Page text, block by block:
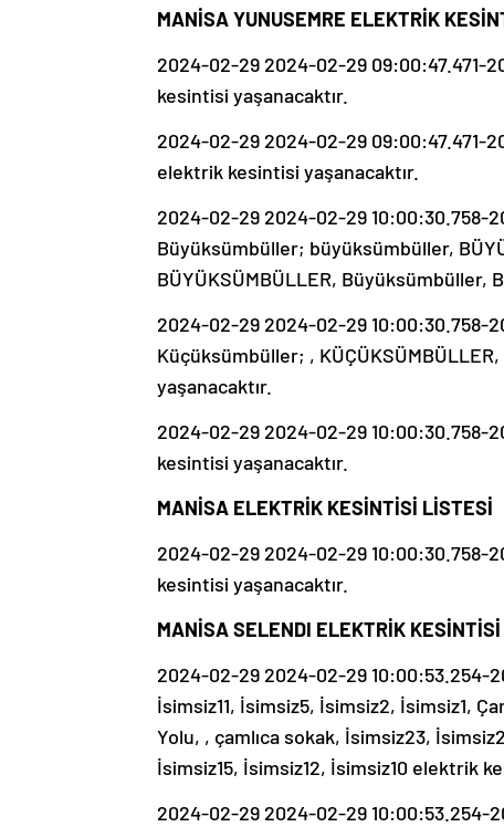
MANİSA YUNUSEMRE ELEKTRİK
2024-02-29 2024-02-29 09:00:47.471-
kesintisi yaşanacaktır.
2024-02-29 2024-02-29 09:00:47.471-
elektrik kesintisi yaşanacaktır.
2024-02-29 2024-02-29 10:00:30.758-
Büyüksümbüller; büyüksümbüller,
BÜYÜKSÜMBÜLLER,
2024-02-29 2024-02-29 10:00:30.758-
Küçüksümbüller; ,
yaşanacaktır.
2024-02-29 2024-02-29 10:00:30.758-
kesintisi yaşanacaktır.
MANİSA ELEKTRİK KESİNTİSİ LİSTESİ
2024-02-29 2024-02-29 10:00:30.758-
kesintisi yaşanacaktır.
MANİSA SELENDI ELEKTRİK
2024-02-29 2024-02-29 10:00:53.254-
İsimsiz11, İsimsiz5, İsimsiz2, İsimsiz1,
Yolu, , çamlıca sokak, İsimsiz23,
İsimsiz15, İsimsiz12, İsimsiz10 elektrik
2024-02-29 2024-02-29 10:00:53.254-